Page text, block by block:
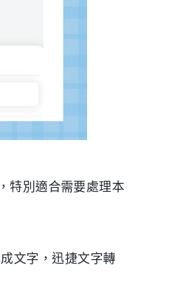
特別適合需要處理本
文字，迅捷文字轉